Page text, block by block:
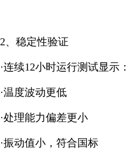
2、稳定性验证
·连续12小时运行测试显示：
·温度波动更低
·处理能力偏差更小
·振动值小，符合国标